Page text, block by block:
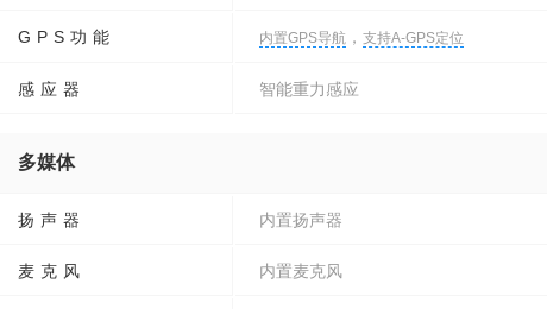
GPS功能 内置GPS导航 ， 支持A-GPS定位
感应器 智能重力感应
多媒体
扬声器 内置扬声器
麦克风 内置麦克风